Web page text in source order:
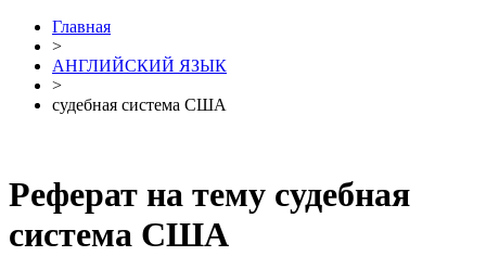
Главная
>
АНГЛИЙСКИЙ ЯЗЫК
>
судебная система США
Реферат на тему судебная
система США